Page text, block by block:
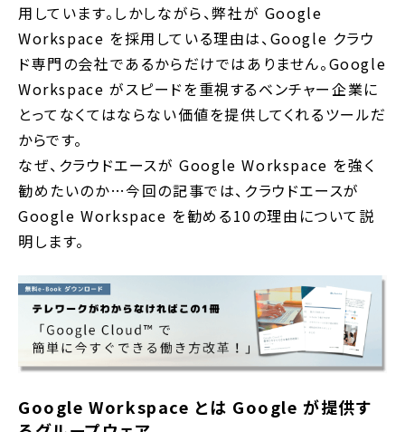
用しています。しかしながら、弊社が Google
Workspace を採用している理由は、Google クラウ
ド専門の会社であるからだけではありません。Google
Workspace がスピードを重視するベンチャー企業に
とってなくてはならない価値を提供してくれるツールだ
からです。
なぜ、クラウドエースが Google Workspace を強く
勧めたいのか…今回の記事では、クラウドエースが
Google Workspace を勧める10の理由について説
明します。
Google Workspace とは Google が提供す